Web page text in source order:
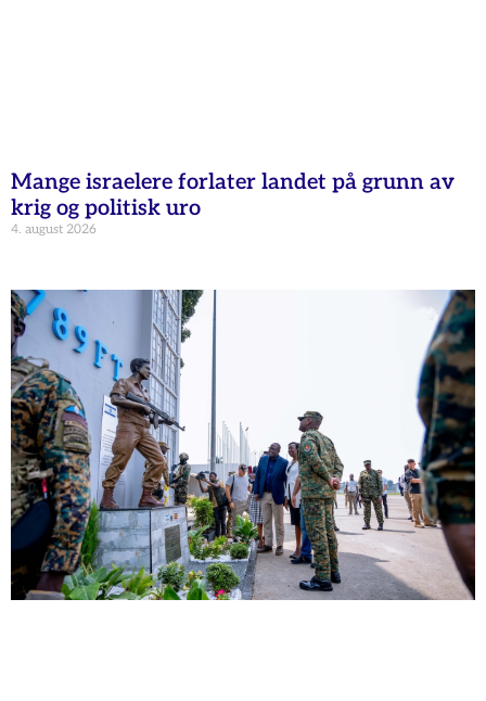
Mange israelere forlater landet på grunn av
krig og politisk uro
4. august 2026